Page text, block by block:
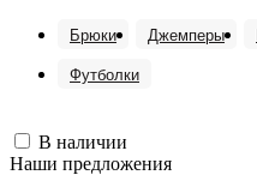
Брюки Джемперы
Футболки
В наличии
Наши предложения